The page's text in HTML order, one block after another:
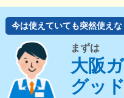
今は使えていても突然使え
まずは
大阪
グッ